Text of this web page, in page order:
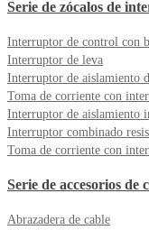
Serie de zócalos de
Interruptor de control con
Interruptor de leva
Interruptor de aislamiento
Toma de corriente con
Interruptor de aislamiento
Interruptor combinado
Toma de corriente con
Serie de accesorios de
Abrazadera de cable